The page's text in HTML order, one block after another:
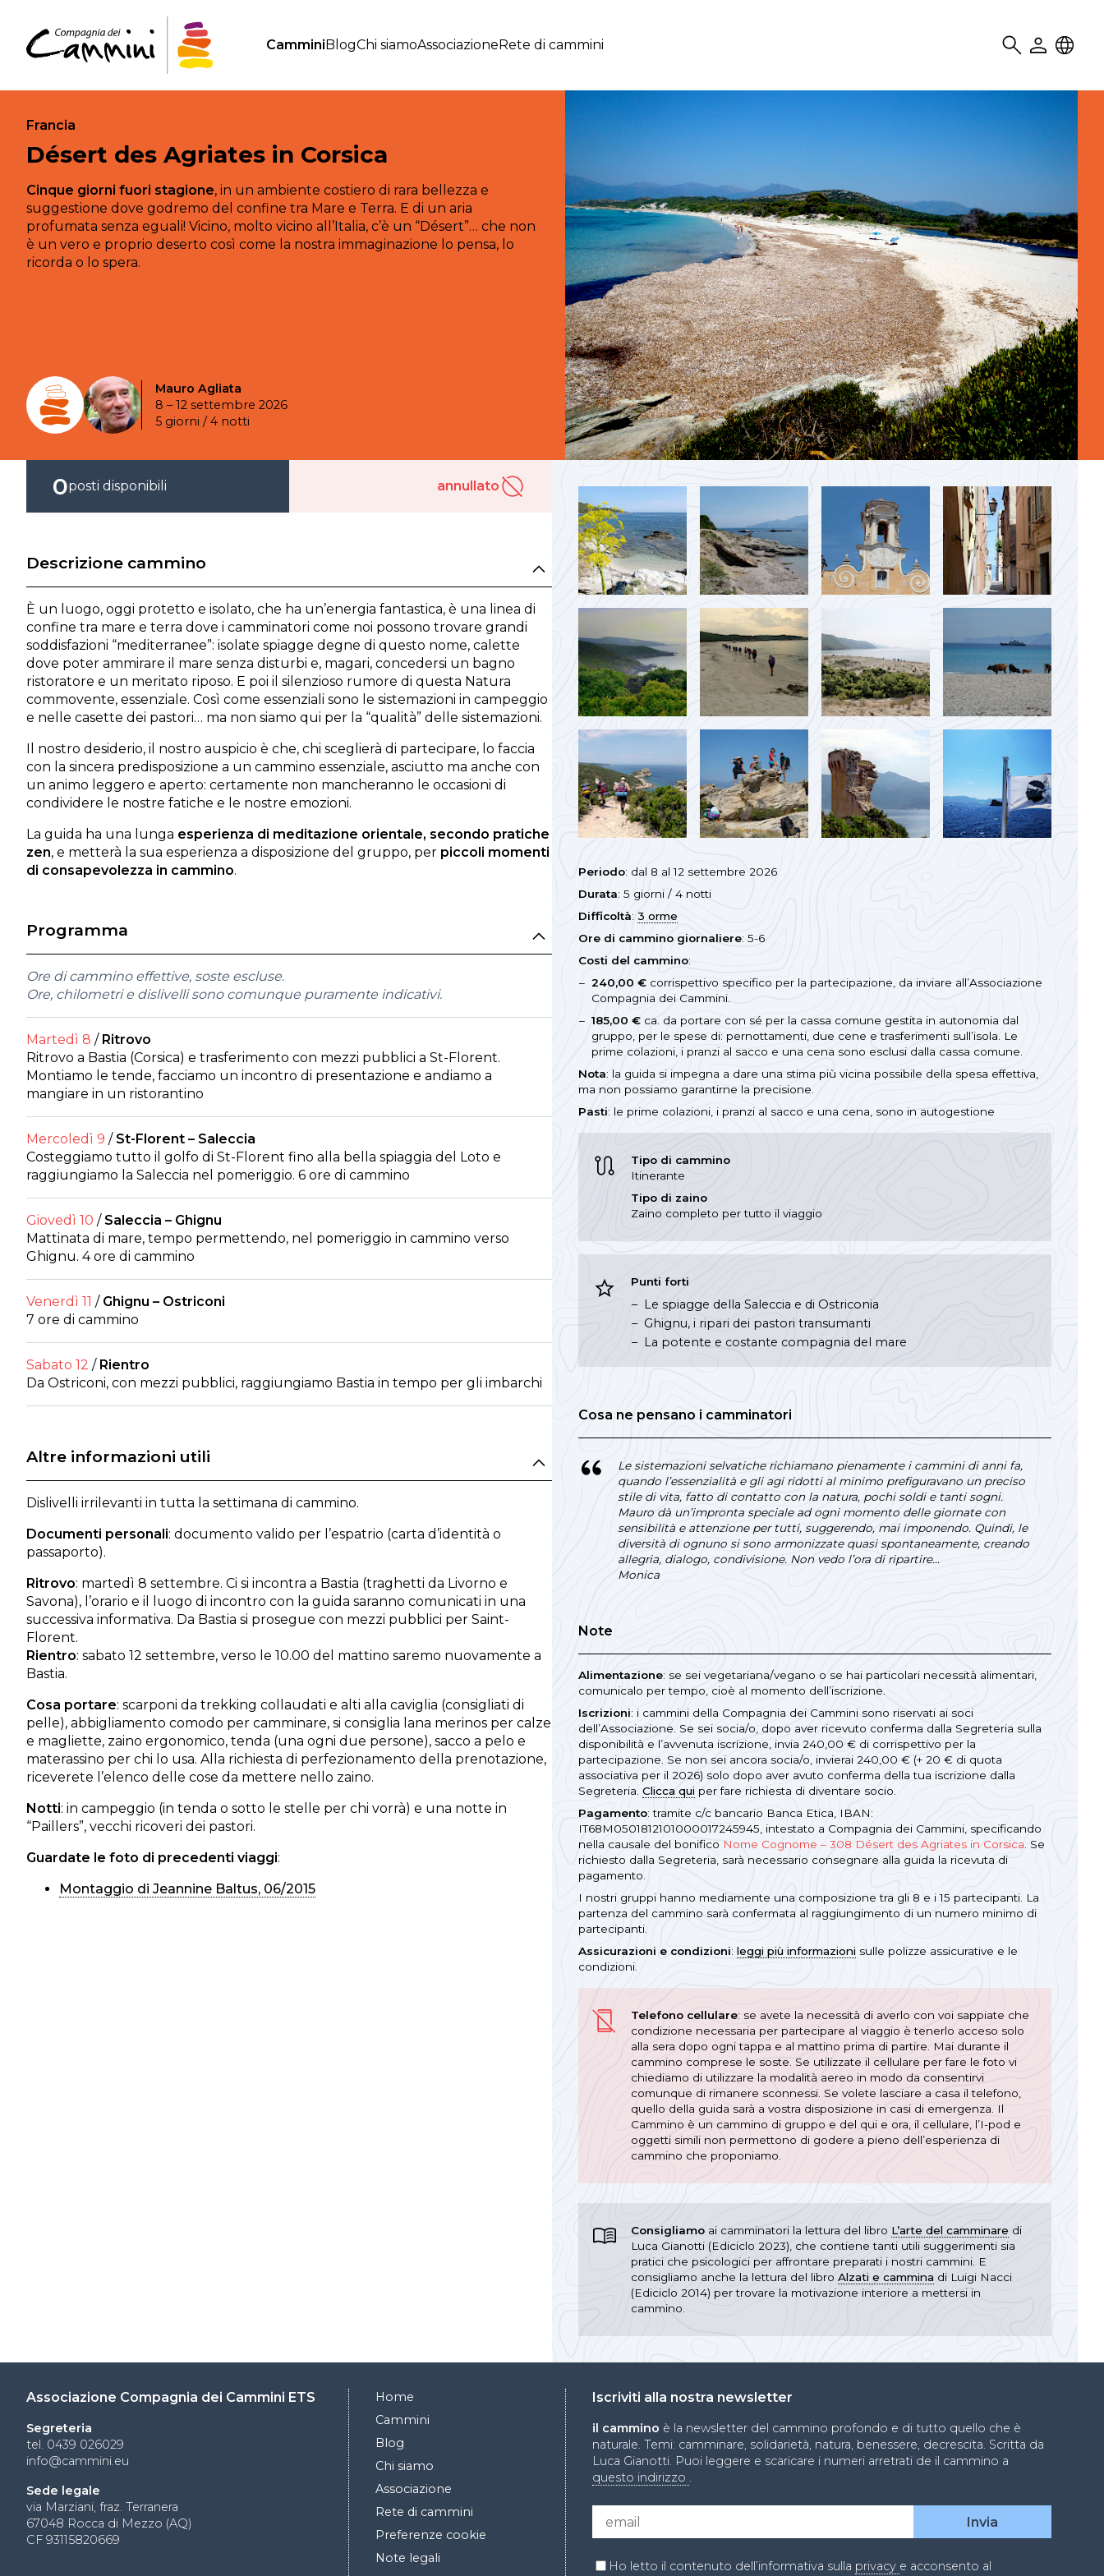
CamminiBlogChi siamoAssociazioneRete di cammini SearchUser Locale
Francia
Désert des Agriates in Corsica
Cinque giorni fuori stagione, in un ambiente costiero di rara bellezza e
suggestione dove godremo del confine tra Mare e Terra. E di un aria
profumata senza eguali! Vicino, molto vicino all’Italia, c’è un “Désert”… che non
è un vero e proprio deserto così come la nostra immaginazione lo pensa, lo
ricorda o lo spera.
Mauro Agliata
8 – 12 settembre 2026
5 giorni / 4 notti
0posti disponibili annullato annullato
Descrizione cammino
È un luogo, oggi protetto e isolato, che ha un’energia fantastica, è una linea di
confine tra mare e terra dove i camminatori come noi possono trovare grandi
soddisfazioni “mediterranee”: isolate spiagge degne di questo nome, calette
dove poter ammirare il mare senza disturbi e, magari, concedersi un bagno
ristoratore e un meritato riposo. E poi il silenzioso rumore di questa Natura
commovente, essenziale. Così come essenziali sono le sistemazioni in campeggio
e nelle casette dei pastori… ma non siamo qui per la “qualità” delle sistemazioni.
Il nostro desiderio, il nostro auspicio è che, chi sceglierà di partecipare, lo faccia
con la sincera predisposizione a un cammino essenziale, asciutto ma anche con
un animo leggero e aperto: certamente non mancheranno le occasioni di
condividere le nostre fatiche e le nostre emozioni.
La guida ha una lunga esperienza di meditazione orientale, secondo pratiche
zen, e metterà la sua esperienza a disposizione del gruppo, per piccoli momenti
di consapevolezza in cammino.
Programma
Ore di cammino effettive, soste escluse.
Ore, chilometri e dislivelli sono comunque puramente indicativi.
Martedì 8 / Ritrovo
Ritrovo a Bastia (Corsica) e trasferimento con mezzi pubblici a St-Florent.
Montiamo le tende, facciamo un incontro di presentazione e andiamo a
mangiare in un ristorantino
Mercoledì 9 / St-Florent – Saleccia
Costeggiamo tutto il golfo di St-Florent fino alla bella spiaggia del Loto e
raggiungiamo la Saleccia nel pomeriggio. 6 ore di cammino
Giovedì 10 / Saleccia – Ghignu
Mattinata di mare, tempo permettendo, nel pomeriggio in cammino verso
Ghignu. 4 ore di cammino
Venerdì 11 / Ghignu – Ostriconi
7 ore di cammino
Sabato 12 / Rientro
Da Ostriconi, con mezzi pubblici, raggiungiamo Bastia in tempo per gli imbarchi
Altre informazioni utili
Dislivelli irrilevanti in tutta la settimana di cammino.
Documenti personali: documento valido per l’espatrio (carta d’identità o
passaporto).
Ritrovo: martedì 8 settembre. Ci si incontra a Bastia (traghetti da Livorno e
Savona), l’orario e il luogo di incontro con la guida saranno comunicati in una
successiva informativa. Da Bastia si prosegue con mezzi pubblici per Saint-
Florent.
Rientro: sabato 12 settembre, verso le 10.00 del mattino saremo nuovamente a
Bastia.
Cosa portare: scarponi da trekking collaudati e alti alla caviglia (consigliati di
pelle), abbigliamento comodo per camminare, si consiglia lana merinos per calze
e magliette, zaino ergonomico, tenda (una ogni due persone), sacco a pelo e
materassino per chi lo usa. Alla richiesta di perfezionamento della prenotazione,
riceverete l’elenco delle cose da mettere nello zaino.
Notti: in campeggio (in tenda o sotto le stelle per chi vorrà) e una notte in
“Paillers”, vecchi ricoveri dei pastori.
Guardate le foto di precedenti viaggi:
Montaggio di Jeannine Baltus, 06/2015
Periodo: dal 8 al 12 settembre 2026
Durata: 5 giorni / 4 notti
Difficoltà: 3 orme
Ore di cammino giornaliere: 5-6
Costi del cammino:
240,00 € corrispettivo specifico per la partecipazione, da inviare all’Associazione
Compagnia dei Cammini.
185,00 € ca. da portare con sé per la cassa comune gestita in autonomia dal
gruppo, per le spese di: pernottamenti, due cene e trasferimenti sull’isola. Le
prime colazioni, i pranzi al sacco e una cena sono esclusi dalla cassa comune.
Nota: la guida si impegna a dare una stima più vicina possibile della spesa effettiva,
ma non possiamo garantirne la precisione.
Pasti: le prime colazioni, i pranzi al sacco e una cena, sono in autogestione
Tipo di cammino
Itinerante
Tipo di zaino
Zaino completo per tutto il viaggio
Punti forti
Le spiagge della Saleccia e di Ostriconia
Ghignu, i ripari dei pastori transumanti
La potente e costante compagnia del mare
Cosa ne pensano i camminatori
Le sistemazioni selvatiche richiamano pienamente i cammini di anni fa,
quando l’essenzialità e gli agi ridotti al minimo prefiguravano un preciso
stile di vita, fatto di contatto con la natura, pochi soldi e tanti sogni.
Mauro dà un’impronta speciale ad ogni momento delle giornate con
sensibilità e attenzione per tutti, suggerendo, mai imponendo. Quindi, le
diversità di ognuno si sono armonizzate quasi spontaneamente, creando
allegria, dialogo, condivisione. Non vedo l’ora di ripartire…
Monica
Note
Alimentazione: se sei vegetariana/vegano o se hai particolari necessità alimentari,
comunicalo per tempo, cioè al momento dell’iscrizione.
Iscrizioni: i cammini della Compagnia dei Cammini sono riservati ai soci
dell’Associazione. Se sei socia/o, dopo aver ricevuto conferma dalla Segreteria sulla
disponibilità e l’avvenuta iscrizione, invia 240,00 € di corrispettivo per la
partecipazione. Se non sei ancora socia/o, invierai 240,00 € (+ 20 € di quota
associativa per il 2026) solo dopo aver avuto conferma della tua iscrizione dalla
Segreteria. Clicca qui per fare richiesta di diventare socio.
Pagamento: tramite c/c bancario Banca Etica, IBAN:
IT68M0501812101000017245945, intestato a Compagnia dei Cammini, specificando
nella causale del bonifico Nome Cognome – 308 Désert des Agriates in Corsica . Se
richiesto dalla Segreteria, sarà necessario consegnare alla guida la ricevuta di
pagamento.
I nostri gruppi hanno mediamente una composizione tra gli 8 e i 15 partecipanti. La
partenza del cammino sarà confermata al raggiungimento di un numero minimo di
partecipanti.
Assicurazioni e condizioni: leggi più informazioni sulle polizze assicurative e le
condizioni.
Telefono cellulare: se avete la necessità di averlo con voi sappiate che
condizione necessaria per partecipare al viaggio è tenerlo acceso solo
alla sera dopo ogni tappa e al mattino prima di partire. Mai durante il
cammino comprese le soste. Se utilizzate il cellulare per fare le foto vi
chiediamo di utilizzare la modalità aereo in modo da consentirvi
comunque di rimanere sconnessi. Se volete lasciare a casa il telefono,
quello della guida sarà a vostra disposizione in casi di emergenza. Il
Cammino è un cammino di gruppo e del qui e ora, il cellulare, l’I-pod e
oggetti simili non permettono di godere a pieno dell’esperienza di
cammino che proponiamo.
Consigliamo ai camminatori la lettura del libro L’arte del camminare di
Luca Gianotti (Ediciclo 2023), che contiene tanti utili suggerimenti sia
pratici che psicologici per affrontare preparati i nostri cammini. E
consigliamo anche la lettura del libro Alzati e cammina di Luigi Nacci
(Ediciclo 2014) per trovare la motivazione interiore a mettersi in
cammino.
Associazione Compagnia dei Cammini ETS
Segreteria
tel. 0439 026029
info@cammini.eu
Sede legale
via Marziani, fraz. Terranera
67048 Rocca di Mezzo (AQ)
CF 93115820669
Home
Cammini
Blog
Chi siamo
Associazione
Rete di cammini
Preferenze cookie
Note legali
Iscriviti alla nostra newsletter
il cammino è la newsletter del cammino profondo e di tutto quello che è
naturale. Temi: camminare, solidarietà, natura, benessere, decrescita. Scritta da
Luca Gianotti. Puoi leggere e scaricare i numeri arretrati de il cammino a
questo indirizzo .
Ho letto il contenuto dell’informativa sulla privacy e acconsento al